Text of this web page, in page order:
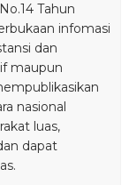
Tahun
infomasi
dan
maupun
nasional
luas,
dapat